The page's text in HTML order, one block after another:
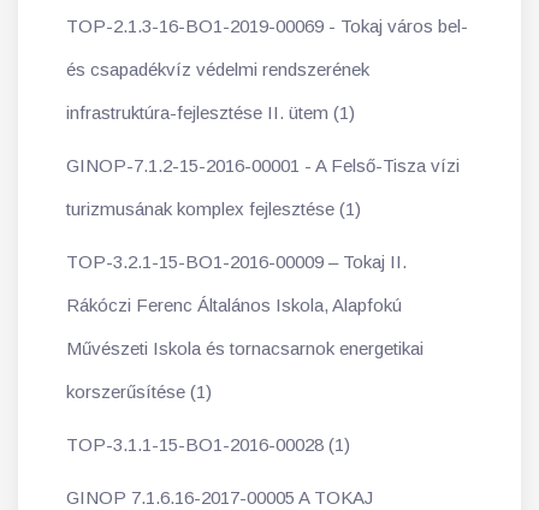
TOP-2.1.3-16-BO1-2019-00069 - Tokaj város bel-
és csapadékvíz védelmi rendszerének
infrastruktúra-fejlesztése II. ütem (1)
GINOP-7.1.2-15-2016-00001 - A Felső-Tisza vízi
turizmusának komplex fejlesztése (1)
TOP-3.2.1-15-BO1-2016-00009 – Tokaj II.
Rákóczi Ferenc Általános Iskola, Alapfokú
Művészeti Iskola és tornacsarnok energetikai
korszerűsítése (1)
TOP-3.1.1-15-BO1-2016-00028 (1)
GINOP 7.1.6.16-2017-00005 A TOKAJ